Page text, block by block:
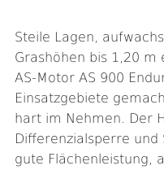
Steile Lagen,
Grashöhen bis 1,20 m
AS-Motor AS 900
Einsatzgebiete
hart im Nehmen. Der
Differenzialsperre
gute Flächenleistung,